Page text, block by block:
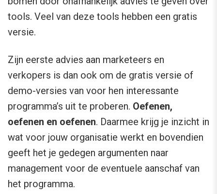
tools. Veel van deze tools hebben een gratis
versie.
Zijn eerste advies aan marketeers en
verkopers is dan ook om de gratis versie of
demo-versies van voor hen interessante
programma’s uit te proberen. Oefenen,
oefenen en oefenen. Daarmee krijg je inzicht in
wat voor jouw organisatie werkt en bovendien
geeft het je gedegen argumenten naar
management voor de eventuele aanschaf van
het programma.